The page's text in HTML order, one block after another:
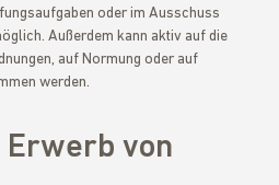
oder im Ausschuss
Außerdem kann aktiv auf die
auf Normung oder auf
werden.
von